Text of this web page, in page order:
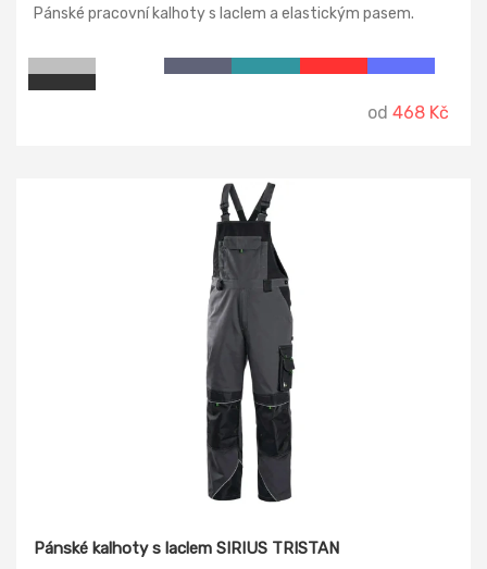
Pánské pracovní kalhoty s laclem a elastickým pasem.
od 468 Kč
Pánské kalhoty s laclem SIRIUS TRISTAN